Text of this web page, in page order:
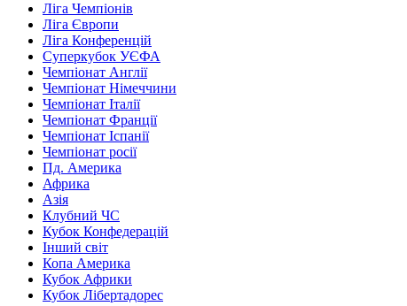
Ліга Чемпіонів
Ліга Європи
Ліга Конференцій
Суперкубок УЄФА
Чемпіонат Англії
Чемпіонат Німеччини
Чемпіонат Італії
Чемпіонат Франції
Чемпіонат Іспанії
Чемпіонат росії
Пд. Америка
Африка
Азія
Клубний ЧС
Кубок Конфедерацій
Інший світ
Копа Америка
Кубок Африки
Кубок Лібертадорес